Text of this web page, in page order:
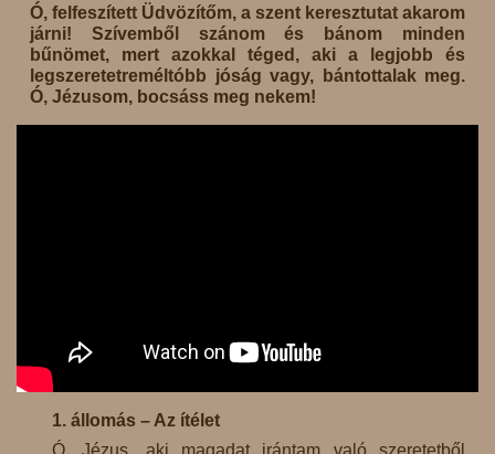
Ó, felfeszített Üdvözítőm, a szent keresztutat akarom
járni! Szívemből szánom és bánom minden
bűnömet, mert azokkal téged, aki a legjobb és
legszeretetreméltóbb jóság vagy, bántottalak meg.
Ó, Jézusom, bocsáss meg nekem!
1. állomás – Az ítélet